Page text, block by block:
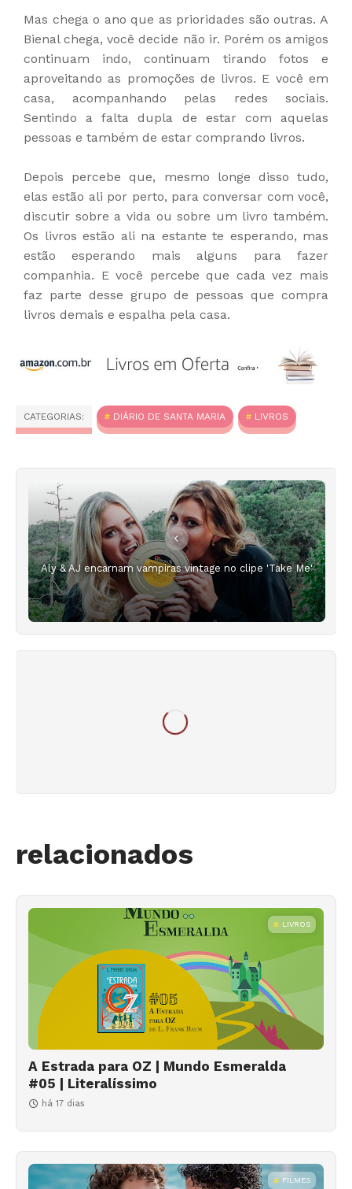
Mas chega o ano que as prioridades são outras. A
Bienal chega, você decide não ir. Porém os amigos
continuam indo, continuam tirando fotos e
aproveitando as promoções de livros. E você em
casa, acompanhando pelas redes sociais.
Sentindo a falta dupla de estar com aquelas
pessoas e também de estar comprando livros.
Depois percebe que, mesmo longe disso tudo,
elas estão ali por perto, para conversar com você,
discutir sobre a vida ou sobre um livro também.
Os livros estão ali na estante te esperando, mas
estão esperando mais alguns para fazer
companhia. E você percebe que cada vez mais
faz parte desse grupo de pessoas que compra
livros demais e espalha pela casa.
CATEGORIAS: DIÁRIO DE SANTA MARIA LIVROS
Aly & AJ encarnam vampiras vintage no clipe 'Take Me'
relacionados
LIVROS
A Estrada para OZ | Mundo Esmeralda
#05 | Literalíssimo
há 17 dias
FILMES